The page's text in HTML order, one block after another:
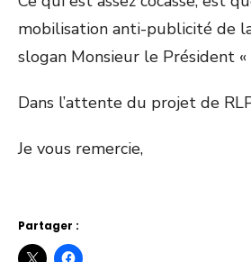
mobilisation anti-publicité de
slogan Monsieur le Président «
Dans l’attente du projet de
Je vous remercie,
Partager :